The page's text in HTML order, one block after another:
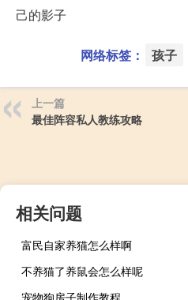
己的影子
网络标签： 孩子
上一篇
最佳阵容私人教练攻略
相关问题
富民自家养猫怎么样啊
不养猫了养鼠会怎么样呢